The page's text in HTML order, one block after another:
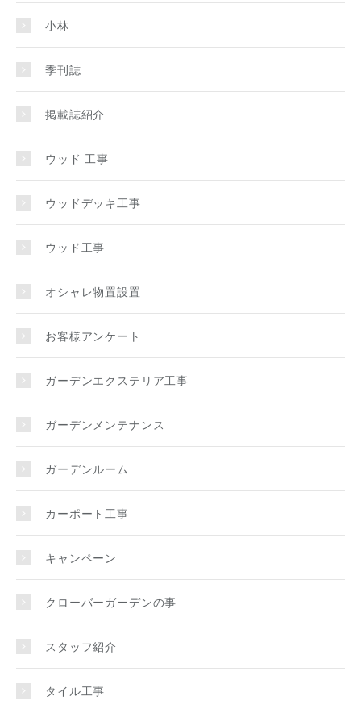
小林
季刊誌
掲載誌紹介
ウッド 工事
ウッドデッキ工事
ウッド工事
オシャレ物置設置
お客様アンケート
ガーデンエクステリア工事
ガーデンメンテナンス
ガーデンルーム
カーポート工事
キャンペーン
クローバーガーデンの事
スタッフ紹介
タイル工事